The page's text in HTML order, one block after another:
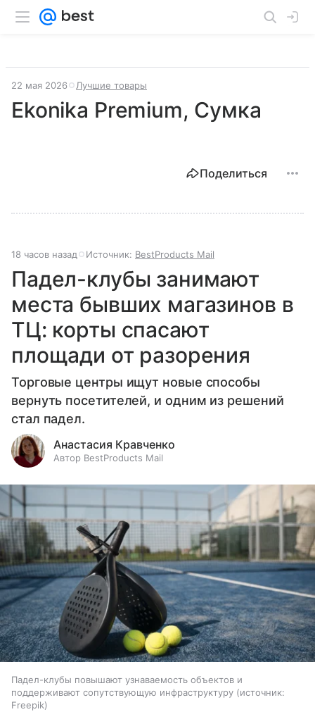
22 мая 2026 Лучшие товары
Ekonika Premium, Сумка
Поделиться
18 часов назад Источник: BestProducts Mail
Падел-клубы занимают
места бывших магазинов в
ТЦ: корты спасают
площади от разорения
Торговые центры ищут новые способы
вернуть посетителей, и одним из решений
стал падел.
Анастасия Кравченко
Автор BestProducts Mail
Падел-клубы повышают узнаваемость объектов и
поддерживают сопутствующую инфраструктуру
источник:
Freepik